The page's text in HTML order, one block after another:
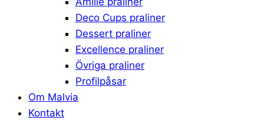
Deco Cups praliner
Dessert praliner
Excellence praliner
Övriga praliner
Profilpåsar
Om Malvia
Kontakt